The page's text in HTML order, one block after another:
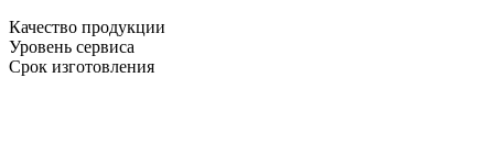
Качество продукции
Уровень сервиса
Срок изготовления